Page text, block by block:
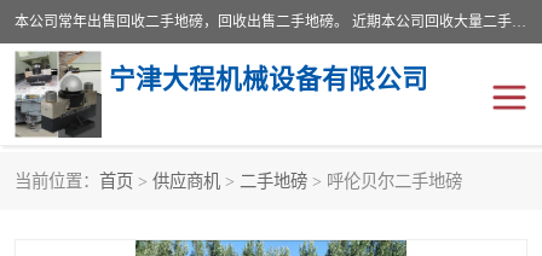
本公司常年出售回收二手地磅，回收出售二手地磅。 近期本公司回收大量二手地磅，型号齐全，宽度从2米到3.5米，长度5米到25米，承重吨位从10到200吨，成色7—9成新。 ? 使用年限6个月至2年，产品来源于个人闲置品，工矿企业停用品，因小换大而来。 精准度和新的一样， 二手地磅是内行人的选择，打个电话就省钱朋友您好等什么
宁津大程机械设备有限公司
当前位置： 首页 > 供应商机 > 二手地磅 > 呼伦贝尔二手地磅